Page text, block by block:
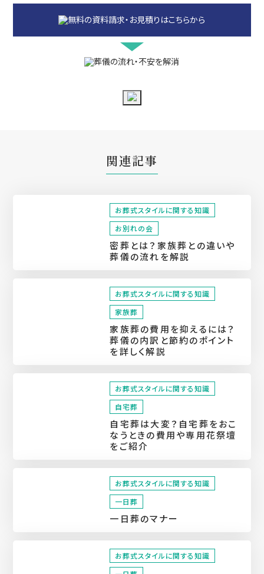
関連記事
お葬式スタイルに関する知識
お別れの会
密葬とは？家族葬との違いや
葬儀の流れを解説
お葬式スタイルに関する知識
家族葬
家族葬の費用を抑えるには？
葬儀の内訳と節約のポイント
を詳しく解説
お葬式スタイルに関する知識
自宅葬
自宅葬は大変？自宅葬をおこ
なうときの費用や専用花祭壇
をご紹介
お葬式スタイルに関する知識
一日葬
一日葬のマナー
お葬式スタイルに関する知識